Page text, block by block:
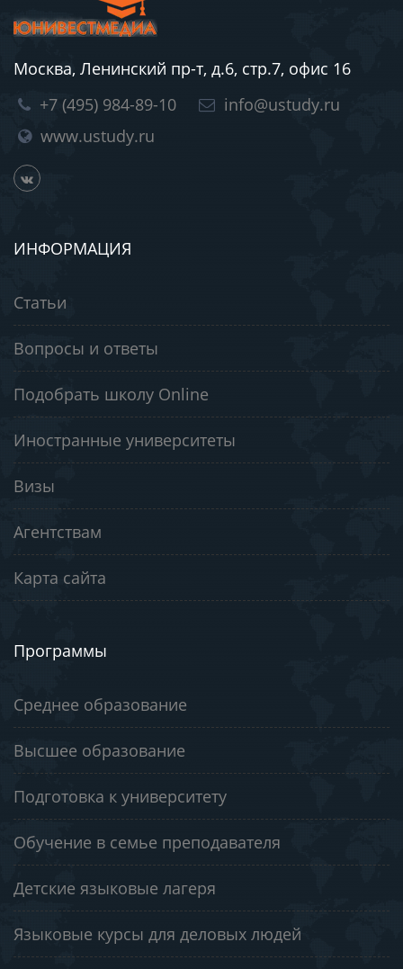
Москва, Ленинский пр-т, д.6, стр.7, офис 16
+7 (495) 984-89-10
info@ustudy.ru
www.ustudy.ru
ИНФОРМАЦИЯ
Статьи
Вопросы и ответы
Подобрать школу Online
Иностранные университеты
Визы
Агентствам
Карта сайта
Программы
Среднее образование
Высшее образование
Подготовка к университету
Обучение в семье преподавателя
Детские языковые лагеря
Языковые курсы для деловых людей